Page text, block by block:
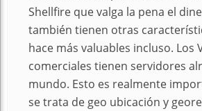
Shellfire que valga la pena el
también tienen otras
hace más valuables incluso. Los
comerciales tienen servidores
mundo. Esto es realmente
se trata de geo ubicación y